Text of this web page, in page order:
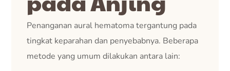
Penanganan aural hematoma tergantung pada
tingkat keparahan dan penyebabnya. Beberapa
metode yang umum dilakukan antara lain: